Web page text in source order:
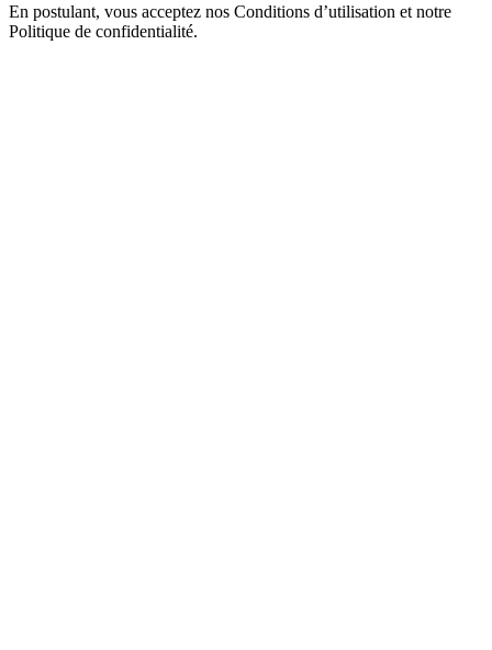
En postulant, vous acceptez nos Conditions d’utilisation et notre
Politique de confidentialité.